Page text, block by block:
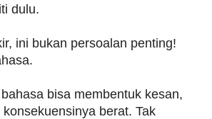
dulu.
ini bukan persoalan penting!
bisa membentuk kesan,
berat. Tak